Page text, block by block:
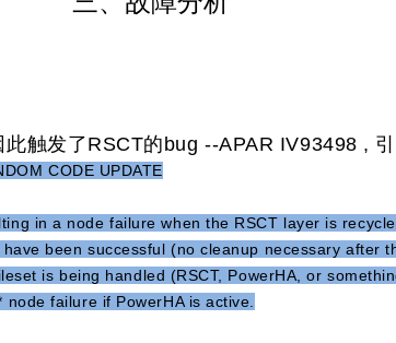
触发了RSCT的bug --APAR IV93498 ,
CODE UPDATE
in a node failure when the RSCT layer is
been successful (no cleanup necessary after
is being handled (RSCT, PowerHA, or
failure if PowerHA is active.